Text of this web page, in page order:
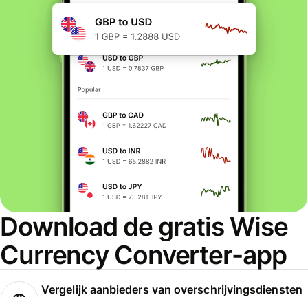
Download de gratis Wise
Currency Converter-app
Vergelijk aanbieders van overschrijvingsdiensten